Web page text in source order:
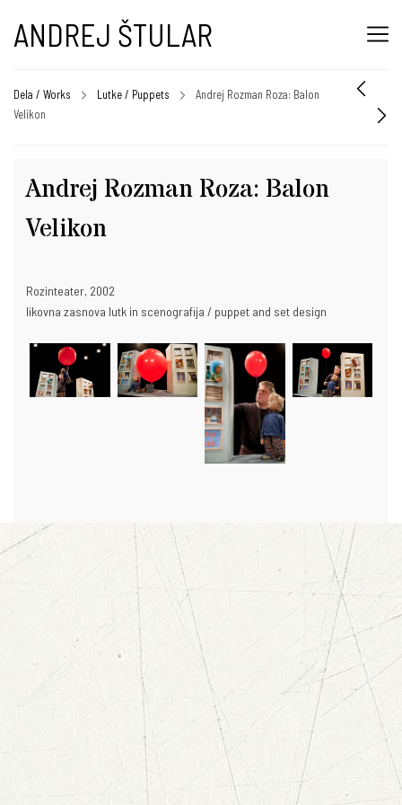
ANDREJ ŠTULAR
Dela / Works Lutke / Puppets
Andrej Rozman Roza: Balon
Velikon
Andrej Rozman Roza: Balon
Velikon
Rozinteater, 2002
likovna zasnova lutk in scenografija / puppet and set design